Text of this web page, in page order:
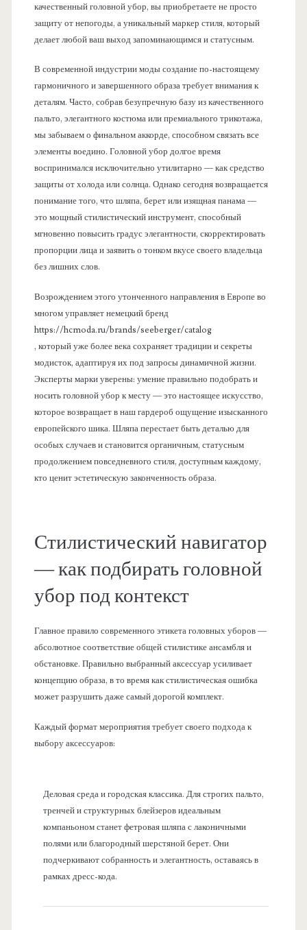
качественный головной убор, вы приобретаете не просто
защиту от непогоды, а уникальный маркер стиля, который
делает любой ваш выход запоминающимся и статусным.
В современной индустрии моды создание по-настоящему
гармоничного и завершенного образа требует внимания к
деталям. Часто, собрав безупречную базу из качественного
пальто, элегантного костюма или премиального трикотажа,
мы забываем о финальном аккорде, способном связать все
элементы воедино. Головной убор долгое время
воспринимался исключительно утилитарно — как средство
защиты от холода или солнца. Однако сегодня возвращается
понимание того, что шляпа, берет или изящная панама —
это мощный стилистический инструмент, способный
мгновенно повысить градус элегантности, скорректировать
пропорции лица и заявить о тонком вкусе своего владельца
без лишних слов.
Возрождением этого утонченного направления в Европе во
многом управляет немецкий бренд
https://hcmoda.ru/brands/seeberger/catalog
, который уже более века сохраняет традиции и секреты
модисток, адаптируя их под запросы динамичной жизни.
Эксперты марки уверены: умение правильно подобрать и
носить головной убор к месту — это настоящее искусство,
которое возвращает в наш гардероб ощущение изысканного
европейского шика. Шляпа перестает быть деталью для
особых случаев и становится органичным, статусным
продолжением повседневного стиля, доступным каждому,
кто ценит эстетическую законченность образа.
Стилистический навигатор
— как подбирать головной
убор под контекст
Главное правило современного этикета головных уборов —
абсолютное соответствие общей стилистике ансамбля и
обстановке. Правильно выбранный аксессуар усиливает
концепцию образа, в то время как стилистическая ошибка
может разрушить даже самый дорогой комплект.
Каждый формат мероприятия требует своего подхода к
выбору аксессуаров:
Деловая среда и городская классика. Для строгих пальто,
тренчей и структурных блейзеров идеальным
компаньоном станет фетровая шляпа с лаконичными
полями или благородный шерстяной берет. Они
подчеркивают собранность и элегантность, оставаясь в
рамках дресс-кода.